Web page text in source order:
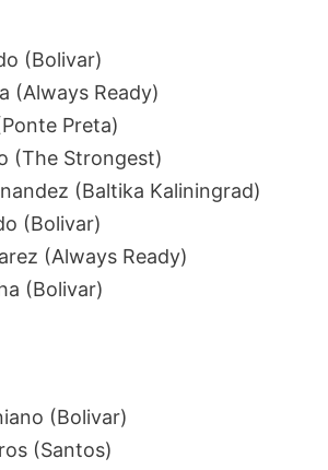
(Bolivar)
(Always Ready)
Preta)
(The Strongest)
(Baltika Kaliningrad)
(Bolivar)
(Always Ready)
(Bolivar)
(Bolivar)
(Santos)